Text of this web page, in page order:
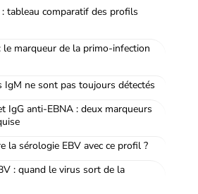
tableau comparatif des profils
le marqueur de la primo-infection
IgM ne sont pas toujours détectés
IgG anti-EBNA : deux marqueurs
la sérologie EBV avec ce profil ?
: quand le virus sort de la